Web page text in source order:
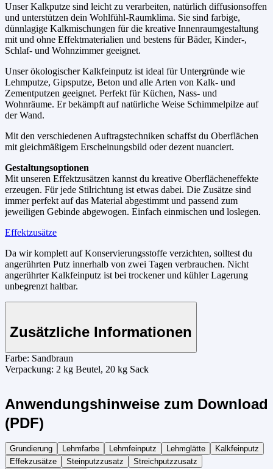
Unser Kalkputze sind leicht zu verarbeiten, natürlich diffusionsoffen
und unterstützen dein Wohlfühl-Raumklima. Sie sind farbige,
dünnlagige Kalkmischungen für die kreative Innenraumgestaltung
mit und ohne Effektmaterialien und bestens für Bäder, Kinder-,
Schlaf- und Wohnzimmer geeignet.
Unser ökologischer Kalkfeinputz ist ideal für Untergründe wie
Lehmputze, Gipsputze, Beton und alle Arten von Kalk- und
Zementputzen geeignet. Perfekt für Küchen, Nass- und
Wohnräume. Er bekämpft auf natürliche Weise Schimmelpilze auf
der Wand.
Mit den verschiedenen Auftragstechniken schaffst du Oberflächen
mit gleichmäßigem Erscheinungsbild oder dezent nuanciert.
Gestaltungsoptionen
Mit unseren Effektzusätzen kannst du kreative Oberflächeneffekte
erzeugen. Für jede Stilrichtung ist etwas dabei. Die Zusätze sind
immer perfekt auf das Material abgestimmt und passend zum
jeweiligen Gebinde abgewogen. Einfach einmischen und loslegen.
Effektzusätze
Da wir komplett auf Konservierungsstoffe verzichten, solltest du
angerührten Putz innerhalb von zwei Tagen verbrauchen. Nicht
angerührter Kalkfeinputz ist bei trockener und kühler Lagerung
unbegrenzt haltbar.
Zusätzliche Informationen
Farbe: Sandbraun
Verpackung: 2 kg Beutel, 20 kg Sack
Anwendungshinweise zum Download
(PDF)
Grundierung Lehmfarbe Lehmfeinputz Lehmglätte
Kalkfeinputz
Effekzusätze
Steinputzzusatz
Streichputzzusatz